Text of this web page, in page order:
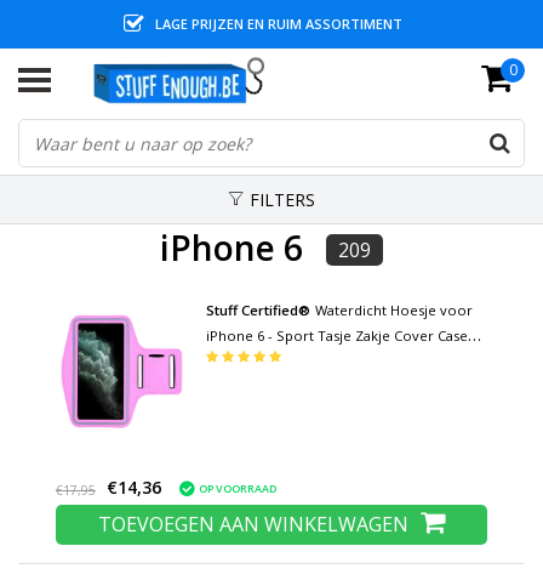
LAGE PRIJZEN EN RUIM ASSORTIMENT
0
FILTERS
iPhone 6 209
Stuff Certified® Waterdicht Hoesje voor
iPhone 6 - Sport Tasje Zakje Cover Case
Armband Jogging Hard Lopen Roze
€17,95 €14,36 OP VOORRAAD
TOEVOEGEN AAN WINKELWAGEN